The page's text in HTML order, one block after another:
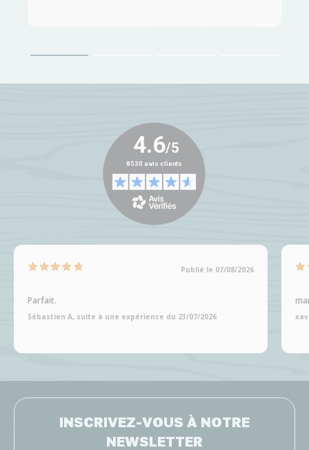
Publié le 07/08/2026
Parfait.
Sébastien A, suite à une expérience du 23/07/2026
INSCRIVEZ-VOUS À NOTRE
NEWSLETTER